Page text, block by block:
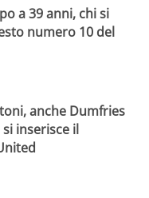
a 39 anni, chi si
numero 10 del
anche Dumfries
si inserisce il